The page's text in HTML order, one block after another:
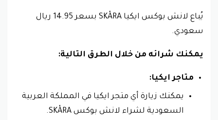
يُباع لانش بوكس ايكيا SKÅRA بسعر 14.95 ريال
سعودي.
يمكنك شرائه من خلال الطرق التالية:
متاجر ايكيا:
يمكنك زيارة أي متجر ايكيا في المملكة العربية
السعودية لشراء لانش بوكس SKÅRA.